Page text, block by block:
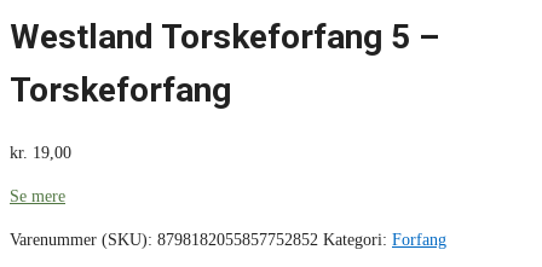
Westland Torskeforfang 5 –
Torskeforfang
kr. 19,00
Se mere
Varenummer (SKU): 8798182055857752852 Kategori: Forfang